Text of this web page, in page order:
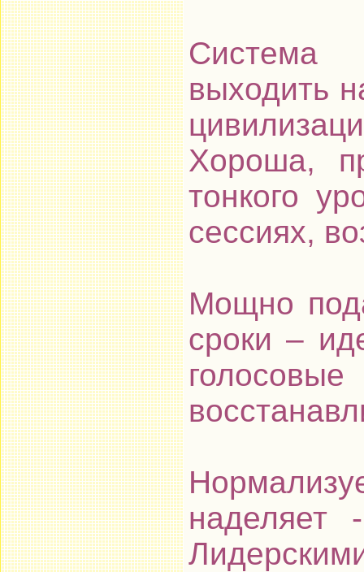
выходить
Хороша,
тонкого
сессиях,
Мощно
сроки –
наделяет